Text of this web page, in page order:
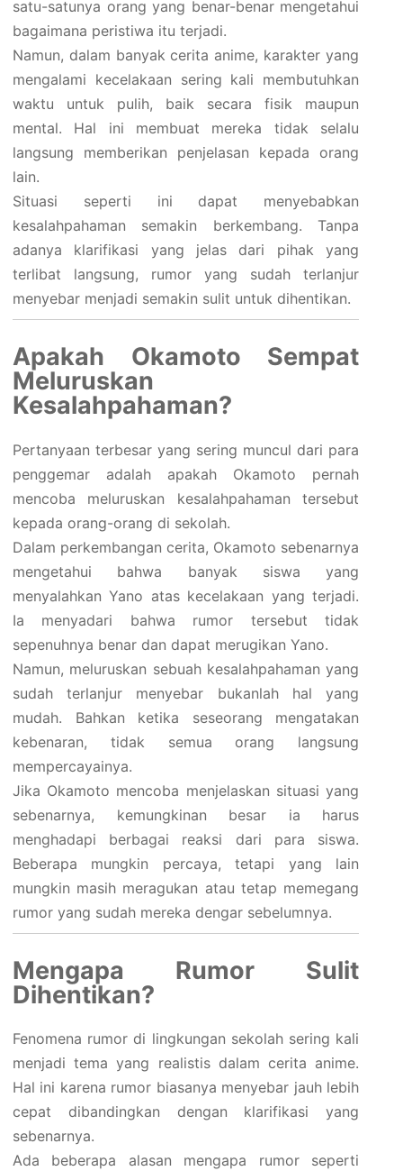
satu-satunya orang yang benar-benar mengetahui
bagaimana peristiwa itu terjadi.
Namun, dalam banyak cerita anime, karakter yang
mengalami kecelakaan sering kali membutuhkan
waktu untuk pulih, baik secara fisik maupun
mental. Hal ini membuat mereka tidak selalu
langsung memberikan penjelasan kepada orang
lain.
Situasi seperti ini dapat menyebabkan
kesalahpahaman semakin berkembang. Tanpa
adanya klarifikasi yang jelas dari pihak yang
terlibat langsung, rumor yang sudah terlanjur
menyebar menjadi semakin sulit untuk dihentikan.
Apakah Okamoto Sempat
Meluruskan
Kesalahpahaman?
Pertanyaan terbesar yang sering muncul dari para
penggemar adalah apakah Okamoto pernah
mencoba meluruskan kesalahpahaman tersebut
kepada orang-orang di sekolah.
Dalam perkembangan cerita, Okamoto sebenarnya
mengetahui bahwa banyak siswa yang
menyalahkan Yano atas kecelakaan yang terjadi.
Ia menyadari bahwa rumor tersebut tidak
sepenuhnya benar dan dapat merugikan Yano.
Namun, meluruskan sebuah kesalahpahaman yang
sudah terlanjur menyebar bukanlah hal yang
mudah. Bahkan ketika seseorang mengatakan
kebenaran, tidak semua orang langsung
mempercayainya.
Jika Okamoto mencoba menjelaskan situasi yang
sebenarnya, kemungkinan besar ia harus
menghadapi berbagai reaksi dari para siswa.
Beberapa mungkin percaya, tetapi yang lain
mungkin masih meragukan atau tetap memegang
rumor yang sudah mereka dengar sebelumnya.
Mengapa Rumor Sulit
Dihentikan?
Fenomena rumor di lingkungan sekolah sering kali
menjadi tema yang realistis dalam cerita anime.
Hal ini karena rumor biasanya menyebar jauh lebih
cepat dibandingkan dengan klarifikasi yang
sebenarnya.
Ada beberapa alasan mengapa rumor seperti